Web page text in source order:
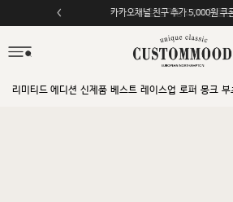
모바일 앱 자동 2,000원 할인
리미티드 에디션 신제품 베스트 레이스업 로퍼 몽크 부